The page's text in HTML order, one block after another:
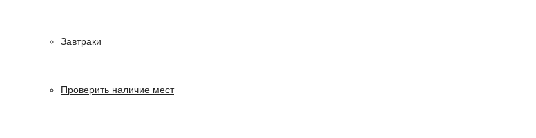
Завтраки
Проверить наличие мест